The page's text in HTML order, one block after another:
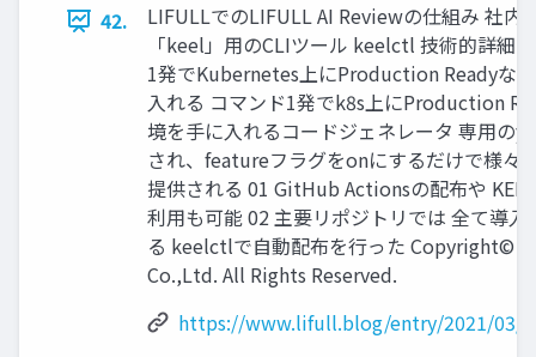
42.
LIFULLでのLIFULL AI Reviewの仕組み 社内
「keel」⽤のCLIツール keelctl 技術的詳細
1発でKubernetes上にProduction Readyな
入れる コマンド1発でk8s上にProduction
境を⼿に⼊れるコードジェネレータ 専⽤の
され、featureフラグをonにするだけで様々
提供される 01 GitHub Actionsの配布や
利⽤も可能 02 主要リポジトリでは 全て導入
る keelctlで⾃動配布を⾏った Copyright©
Co.,Ltd. All Rights Reserved.
https://www.lifull.blog/entry/2021/03/